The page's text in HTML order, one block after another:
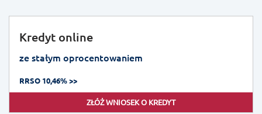
Kredyt online
ze stałym oprocentowaniem
RRSO 10,46% >>
ZŁÓŻ WNIOSEK O KREDYT